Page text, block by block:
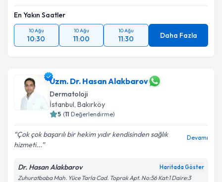
Takvim Talebini Gönder
En Yakın Saatler
10 Ağu
10:30
10 Ağu
11:00
10 Ağu
11:30 Daha Fazla
Uzm. Dr. Hasan Alakbarov
Dermatoloji
İstanbul, Bakırköy
5 (11 Değerlendirme)
Çok çok başarılı bir hekim yıdır kendisinden sağlık
hizmeti...
Devamı
Dr. Hasan Alakbarov Haritada Göster
Zuhuratbaba Mah. Yüce Tarla Cad. Toprak Apt. No:56 Kat:1 Daire:3